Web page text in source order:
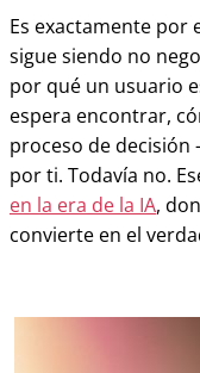
Es exactamente por
sigue siendo no
por qué un usuario
espera encontrar,
proceso de decisión
por ti. Todavía no.
en la era de la IA,
convierte en el